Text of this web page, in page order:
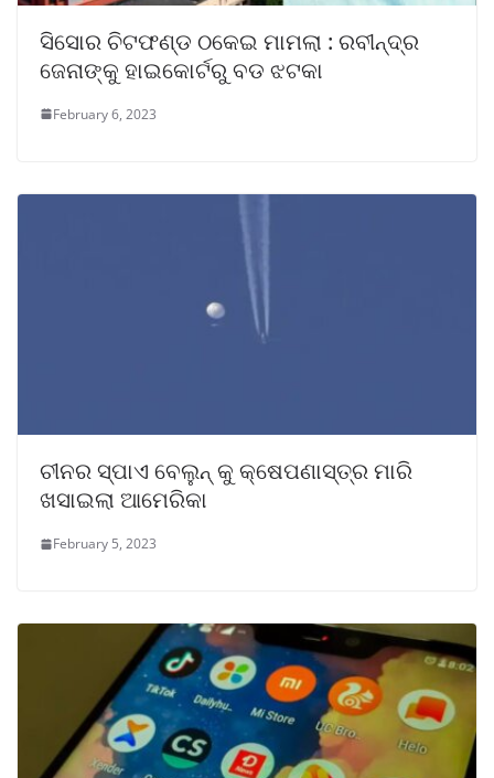
ସିସୋର ଚିଟଫଣ୍ଡ ଠକେଇ ମାମଲା : ରବୀନ୍ଦ୍ର
ଜେନାଙ୍କୁ ହାଇକୋର୍ଟରୁ ବଡ ଝଟକା
February 6, 2023
ଚୀନର ସ୍ପାଏ ବେଲୁନ୍‌ କୁ କ୍ଷେପଣାସ୍ତ୍ର ମାରି
ଖସାଇଲା ଆମେରିକା
February 5, 2023